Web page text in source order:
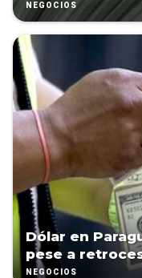
NEGOCIOS
Dólar en
pese a
NEGOCIOS